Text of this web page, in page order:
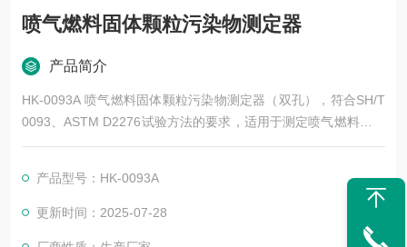
喷气燃料固体颗粒污染物测定器
产品简介
HK-0093A 喷气燃料固体颗粒污染物测定器（双孔），符合SH/T
0093、ASTM D2276试验方法的要求，适用于测定喷气燃料中固
体颗粒污染物含量。
产品型号：HK-0093A
更新时间：2025-07-28